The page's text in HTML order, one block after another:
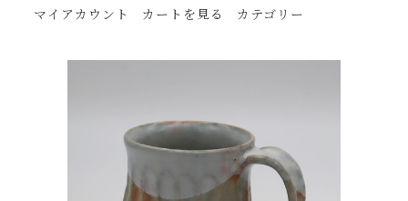
マイアカウント カートを見る カテゴリー